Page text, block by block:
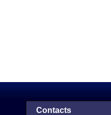
Contacts